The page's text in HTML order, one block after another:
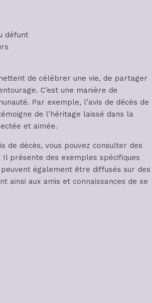
défunt
de célébrer une vie, de partager
C’est une manière de
Par exemple, l’avis de décès de
de l’héritage laissé dans la
et aimée.
de décès, vous pouvez consulter des
Il présente des exemples spécifiques
également être diffusés sur des
ainsi aux amis et connaissances de se